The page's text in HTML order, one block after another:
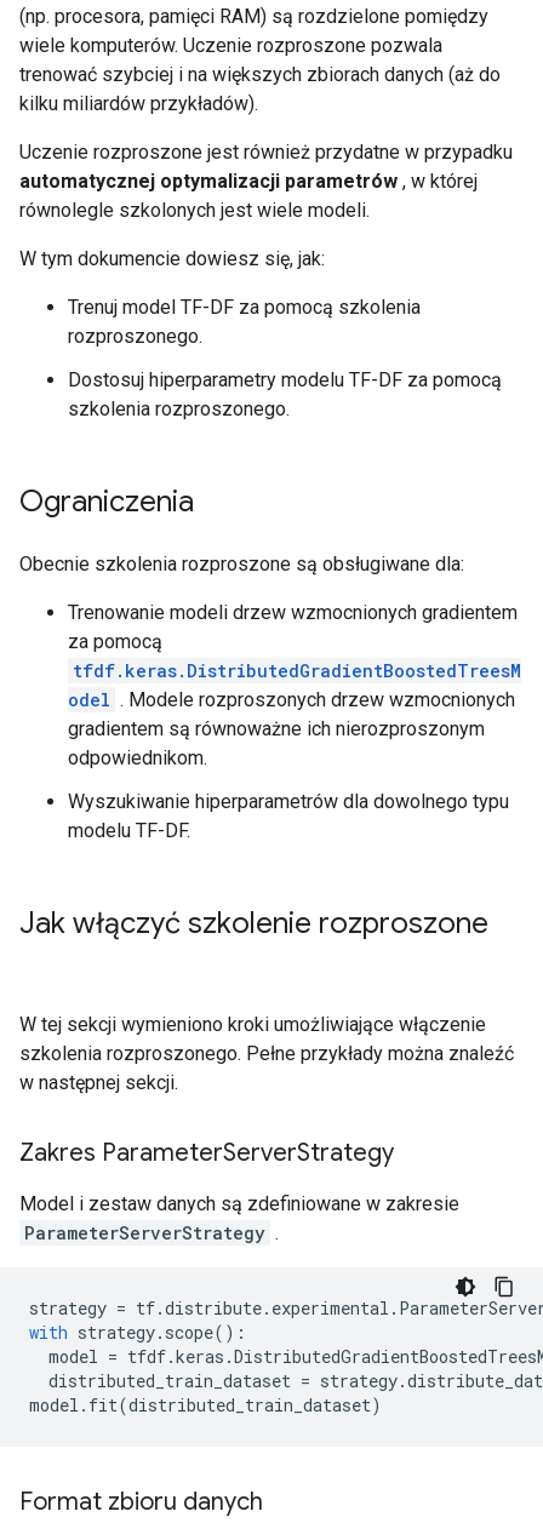
(np. procesora, pamięci RAM) są rozdzielone pomiędzy
wiele komputerów. Uczenie rozproszone pozwala
trenować szybciej i na większych zbiorach danych (aż do
kilku miliardów przykładów).
Uczenie rozproszone jest również przydatne w przypadku
automatycznej optymalizacji parametrów , w której
równolegle szkolonych jest wiele modeli.
W tym dokumencie dowiesz się, jak:
Trenuj model TF-DF za pomocą szkolenia
rozproszonego.
Dostosuj hiperparametry modelu TF-DF za pomocą
szkolenia rozproszonego.
Ograniczenia
Obecnie szkolenia rozproszone są obsługiwane dla:
Trenowanie modeli drzew wzmocnionych gradientem
za pomocą
tfdf.keras.DistributedGradientBoostedTreesM
odel . Modele rozproszonych drzew wzmocnionych
gradientem są równoważne ich nierozproszonym
odpowiednikom.
Wyszukiwanie hiperparametrów dla dowolnego typu
modelu TF-DF.
Jak włączyć szkolenie rozproszone
W tej sekcji wymieniono kroki umożliwiające włączenie
szkolenia rozproszonego. Pełne przykłady można znaleźć
w następnej sekcji.
Zakres ParameterServerStrategy
Model i zestaw danych są zdefiniowane w zakresie
ParameterServerStrategy .
strategy = tf.distribute. experimental .
with strategy. scope():
model = tfdf.keras .
distributed_train_dataset = strategy.
model . fit(distributed_train_dataset)
Format zbioru danych